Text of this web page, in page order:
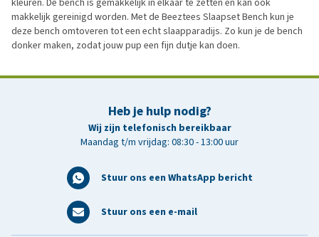
makkelijk gereinigd worden. Met de Beeztees Slaapset Bench kun je
deze bench omtoveren tot een echt slaapparadijs. Zo kun je de bench
donker maken, zodat jouw pup een fijn dutje kan doen.
Heb je hulp nodig?
Wij zijn telefonisch bereikbaar
Maandag t/m vrijdag: 08:30 - 13:00 uur
Stuur ons een WhatsApp bericht
Stuur ons een e-mail